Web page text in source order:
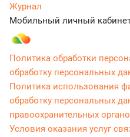
Журнал
Мобильный личный
Политика обработки
обработку персональных
Политика использования
обработку персональных
правоохранительных
Условия оказания услуг